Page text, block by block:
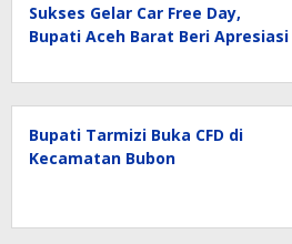
Sukses Gelar Car Free Day,
Bupati Aceh Barat Beri Apresiasi
Bupati Tarmizi Buka CFD di
Kecamatan Bubon